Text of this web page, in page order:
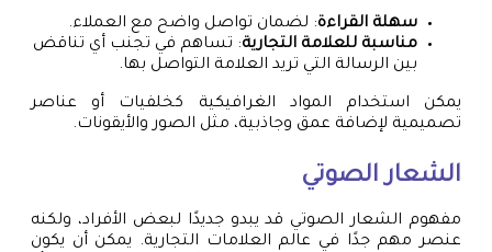
سهلة القراءة: لضمان تواصل واضح مع العملاء.
مناسبة للعلامة التجارية: تساهم في تجنب أي تناقض
بين الرسالة التي تريد العلامة التواصل بها.
يمكن استخدام المواد الغرافيكية كخلفيات أو عناصر
تصميمية لإضافة عمق وجاذبية، مثل الصور والأيقونات.
الشعار الصوتي
مفهوم الشعار الصوتي قد يبدو جديدًا لبعض الأفراد، ولكنه
عنصر مهم جدًا في عالم العلامات التجارية. يمكن أن يكون